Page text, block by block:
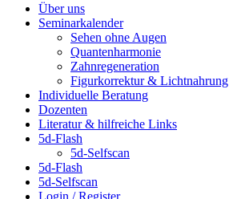
Über uns
Seminarkalender
Sehen ohne Augen
Quantenharmonie
Zahnregeneration
Figurkorrektur & Lichtnahrung
Individuelle Beratung
Dozenten
Literatur & hilfreiche Links
5d-Flash
5d-Selfscan
5d-Flash
5d-Selfscan
Login / Register